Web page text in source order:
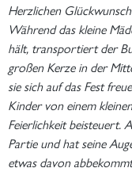
Herzlichen
Während das kleine
hält, transportiert der
großen Kerze in der
sie sich auf das Fest
Kinder von einem
Feierlichkeit beisteuert.
Partie und hat seine
etwas davon